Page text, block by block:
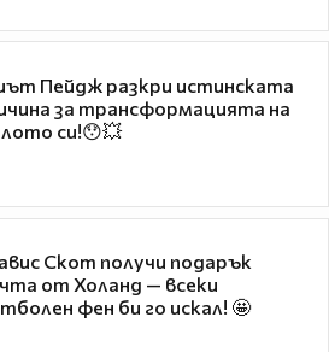
Пейдж разкри истинската
за трансформацията на
си!😯💥
Скот получи подарък
от Холанд — всеки
фен би го искал! 🤩